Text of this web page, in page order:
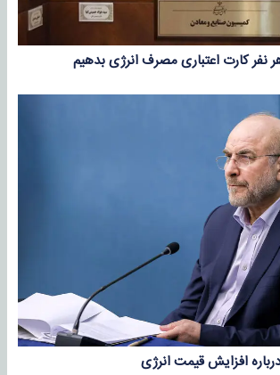
نفر کارت اعتباری مصرف انرژی بدهیم
افزایش قیمت انرژی